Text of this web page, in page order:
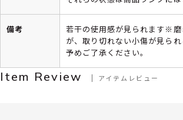
備考
若干の使用感が見られます※磨
が、取り切れない小傷が見られ
予めご了承ください。
Item Review アイテムレビュー